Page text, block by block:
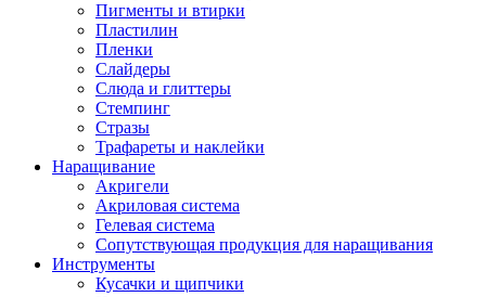
Пигменты и втирки
Пластилин
Пленки
Слайдеры
Слюда и глиттеры
Стемпинг
Стразы
Трафареты и наклейки
Наращивание
Акригели
Акриловая система
Гелевая система
Сопутствующая продукция для наращивания
Инструменты
Кусачки и щипчики